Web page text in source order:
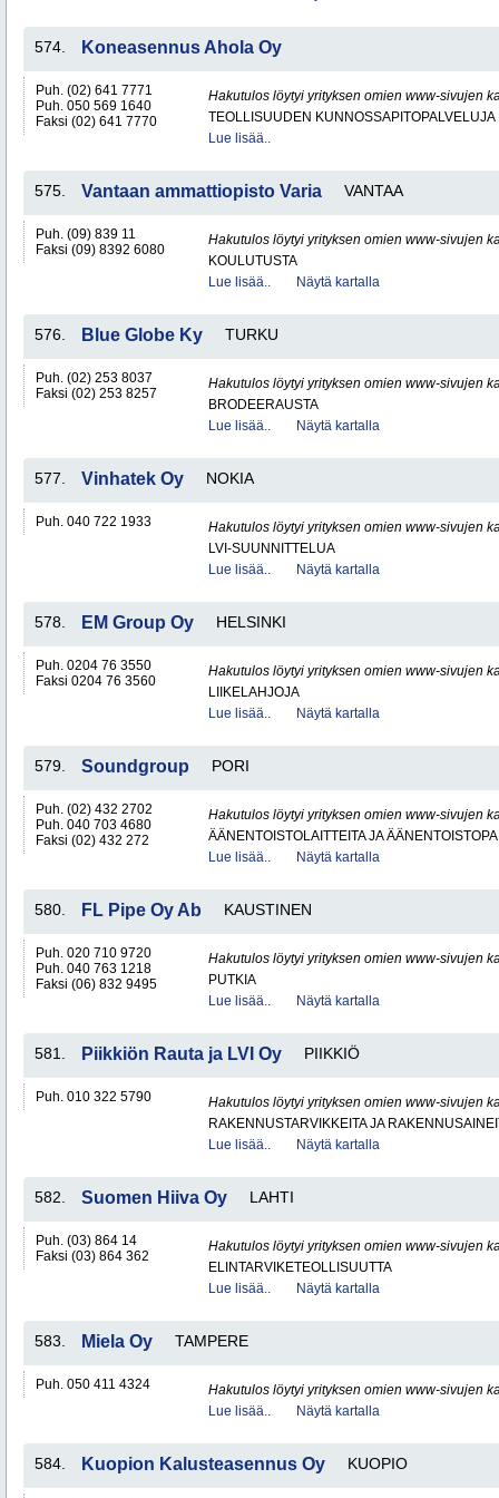
574. Koneasennus Ahola Oy
Puh. (02) 641 7771
Puh. 050 569 1640
Faksi (02) 641 7770
Hakutulos löytyi yrityksen omien www-sivujen
TEOLLISUUDEN KUNNOSSAPITOPALVELUJA
Lue lisää..
575. Vantaan ammattiopisto Varia VANTAA
Puh. (09) 839 11
Faksi (09) 8392 6080
Hakutulos löytyi yrityksen omien www-sivujen
KOULUTUSTA
Lue lisää..
Näytä kartalla
576. Blue Globe Ky TURKU
Puh. (02) 253 8037
Faksi (02) 253 8257
Hakutulos löytyi yrityksen omien www-sivujen
BRODEERAUSTA
Lue lisää..
Näytä kartalla
577. Vinhatek Oy NOKIA
Puh. 040 722 1933
Hakutulos löytyi yrityksen omien www-sivujen
LVI-SUUNNITTELUA
Lue lisää..
Näytä kartalla
578. EM Group Oy HELSINKI
Puh. 0204 76 3550
Faksi 0204 76 3560
Hakutulos löytyi yrityksen omien www-sivujen
LIIKELAHJOJA
Lue lisää..
Näytä kartalla
579. Soundgroup PORI
Puh. (02) 432 2702
Puh. 040 703 4680
Faksi (02) 432 272
Hakutulos löytyi yrityksen omien www-sivujen
ÄÄNENTOISTOLAITTEITA JA
Lue lisää..
Näytä kartalla
580. FL Pipe Oy Ab KAUSTINEN
Puh. 020 710 9720
Puh. 040 763 1218
Faksi (06) 832 9495
Hakutulos löytyi yrityksen omien www-sivujen
PUTKIA
Lue lisää..
Näytä kartalla
581. Piikkiön Rauta ja LVI Oy PIIKKIÖ
Puh. 010 322 5790
Hakutulos löytyi yrityksen omien www-sivujen
RAKENNUSTARVIKKEITA JA
Lue lisää..
Näytä kartalla
582. Suomen Hiiva Oy LAHTI
Puh. (03) 864 14
Faksi (03) 864 362
Hakutulos löytyi yrityksen omien www-sivujen
ELINTARVIKETEOLLISUUTTA
Lue lisää..
Näytä kartalla
583. Miela Oy TAMPERE
Puh. 050 411 4324
Hakutulos löytyi yrityksen omien www-sivujen
Lue lisää..
Näytä kartalla
584. Kuopion Kalusteasennus Oy KUOPIO